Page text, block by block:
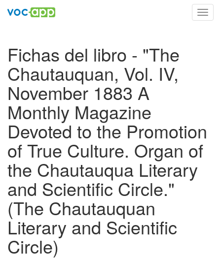
Fichas del libro - "The
Chautauquan, Vol. IV,
November 1883 A
Monthly Magazine
Devoted to the Promotion
of True Culture. Organ of
the Chautauqua Literary
and Scientific Circle."
(The Chautauquan
Literary and Scientific
Circle)